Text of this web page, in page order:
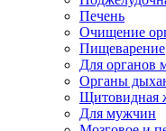
Печень
Очищение
Пищеварение
Для органов
Органы
Щитовидная
Для мужчин